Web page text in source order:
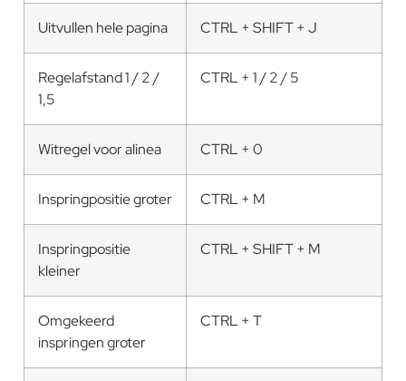
Uitvullen hele pagina CTRL + SHIFT + J
Regelafstand 1 / 2 /
1,5
CTRL + 1 / 2 / 5
Witregel voor alinea CTRL + 0
Inspringpositie groter CTRL + M
Inspringpositie
kleiner
CTRL + SHIFT + M
Omgekeerd
inspringen groter
CTRL + T